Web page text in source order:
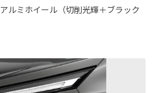
アルミホイール（切削光輝＋ブラック